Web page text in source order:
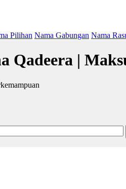
Pilihan Nama Gabungan Nama
Qadeera |